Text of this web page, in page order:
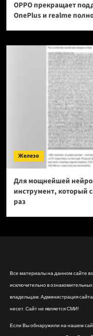
OPPO прекращает
OnePlus и realme
Железо
Для мощнейшей
инструмент, который
раз
Все материалы на данном сайте
исключительно в
владельцам. Администрация
несет. Сайт не является СМИ!
Если Вы обнаружили на нашем